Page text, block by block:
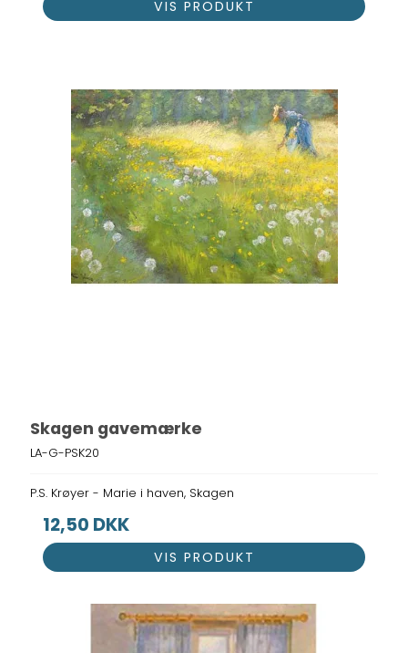
VIS PRODUKT
Skagen gavemærke
LA-G-PSK20
P.S. Krøyer - Marie i haven, Skagen
12,50 DKK
VIS PRODUKT